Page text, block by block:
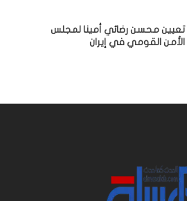
تعيين محسن رضائي أمينا لمجلس
الأمن القومي في إيران